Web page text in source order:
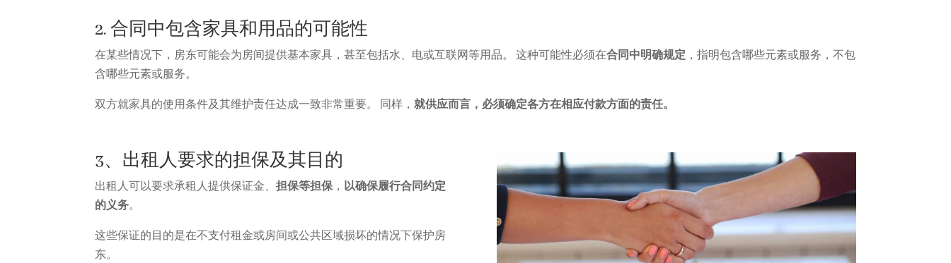
2. 合同中包含家具和用品的可能性
在某些情况下，房东可能会为房间提供基本家具，甚至包括水、电或互联网等用品。 这种可能性必须在合同中明确规定 ，指明包含哪些元素或服务，不包
含哪些元素或服务。
双方就家具的使用条件及其维护责任达成一致非常重要。 同样，就供应而言，必须确定各方在相应付款方面的责任。
3、出租人要求的担保及其目的
出租人可以要求承租人提供保证金、担保等担保 ， 以确保履行合同约定
的义务。
这些保证的目的是在不支付租金或房间或公共区域损坏的情况下保护房
东。